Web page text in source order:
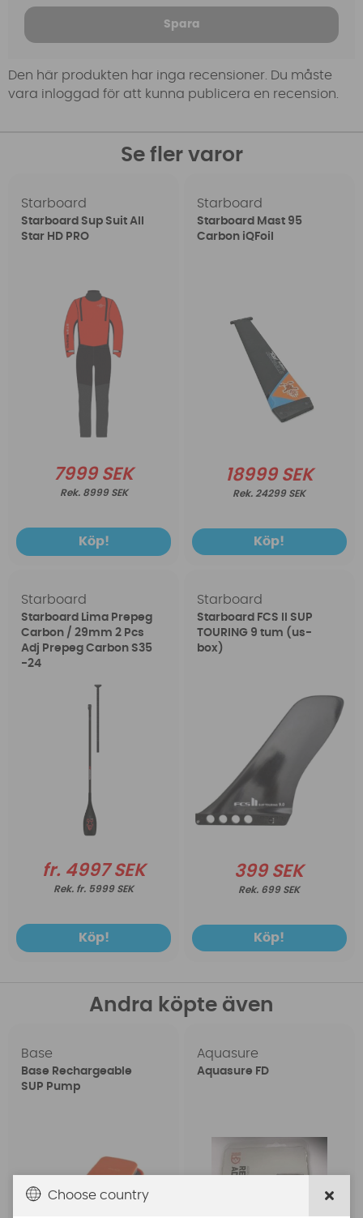
Spara
Den här produkten har inga recensioner. Du måste
vara inloggad för att kunna publicera en recension.
Se fler varor
Starboard
Starboard Sup Suit All
Star HD PRO
7999 SEK
8999 SEK
Köp!
Starboard
Starboard Mast 95
Carbon iQFoil
18999 SEK
24299 SEK
Köp!
Starboard
Starboard Lima Prepeg
Carbon / 29mm 2 Pcs
Adj Prepeg Carbon S35
-24
fr. 4997 SEK
fr. 5999 SEK
Köp!
Starboard
Starboard FCS II SUP
TOURING 9 tum (us-
box)
399 SEK
699 SEK
Köp!
Andra köpte även
Base
Base Rechargeable
SUP Pump
Aquasure
Aquasure FD
Choose country